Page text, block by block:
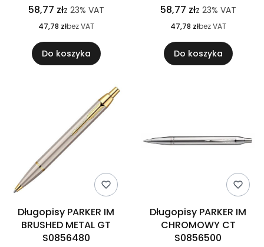
58,77 złz 23% VAT
47,78 złbez VAT
Do koszyka
58,77 złz 23% VAT
47,78 złbez VAT
Do koszyka
Długopisy PARKER IM
BRUSHED METAL GT
S0856480
Długopisy PARKER IM
CHROMOWY CT
S0856500